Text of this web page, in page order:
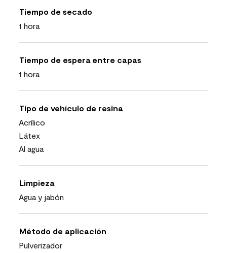
Tiempo de secado
1 hora
Tiempo de espera entre capas
1 hora
Tipo de vehículo de resina
Acrílico
Látex
Al agua
Limpieza
Agua y jabón
Método de aplicación
Pulverizador